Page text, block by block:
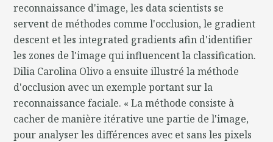
reconnaissance d'image, les data scientists se
servent de méthodes comme l'occlusion, le gradient
descent et les integrated gradients afin d'identifier
les zones de l'image qui influencent la classification.
Dilia Carolina Olivo a ensuite illustré la méthode
d'occlusion avec un exemple portant sur la
reconnaissance faciale. « La méthode consiste à
cacher de manière itérative une partie de l'image,
pour analyser les différences avec et sans les pixels